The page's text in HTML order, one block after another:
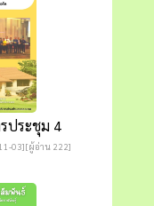
ประชุม 4
03][ผู้อ่าน 222]